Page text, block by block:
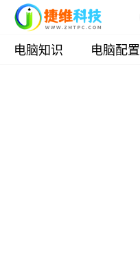
电脑知识 电脑配置